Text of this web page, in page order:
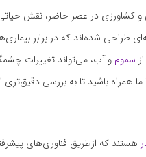
کشاورزی در عصر حاضر، نقش
طراحی شده‌اند که در برابر
سموم و آب، می‌تواند تغییرات
باشید تا به بررسی دقیق‌تری
هستند که ازطریق فناوری‌های